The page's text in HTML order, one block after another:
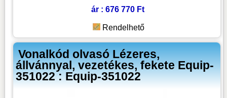
ár : 676 770 Ft
Rendelhető
Vonalkód olvasó Lézeres,
állvánnyal, vezetékes, fekete Equip-
351022 : Equip-351022